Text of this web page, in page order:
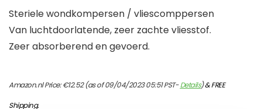
Steriele wondkompersen / vliescomppersen
Van luchtdoorlatende, zeer zachte vliesstof.
Zeer absorberend en gevoerd.
Amazon.nl Price:€12.52(as of 09/04/2023 05:51 PST-Details)&FREE
Shipping.